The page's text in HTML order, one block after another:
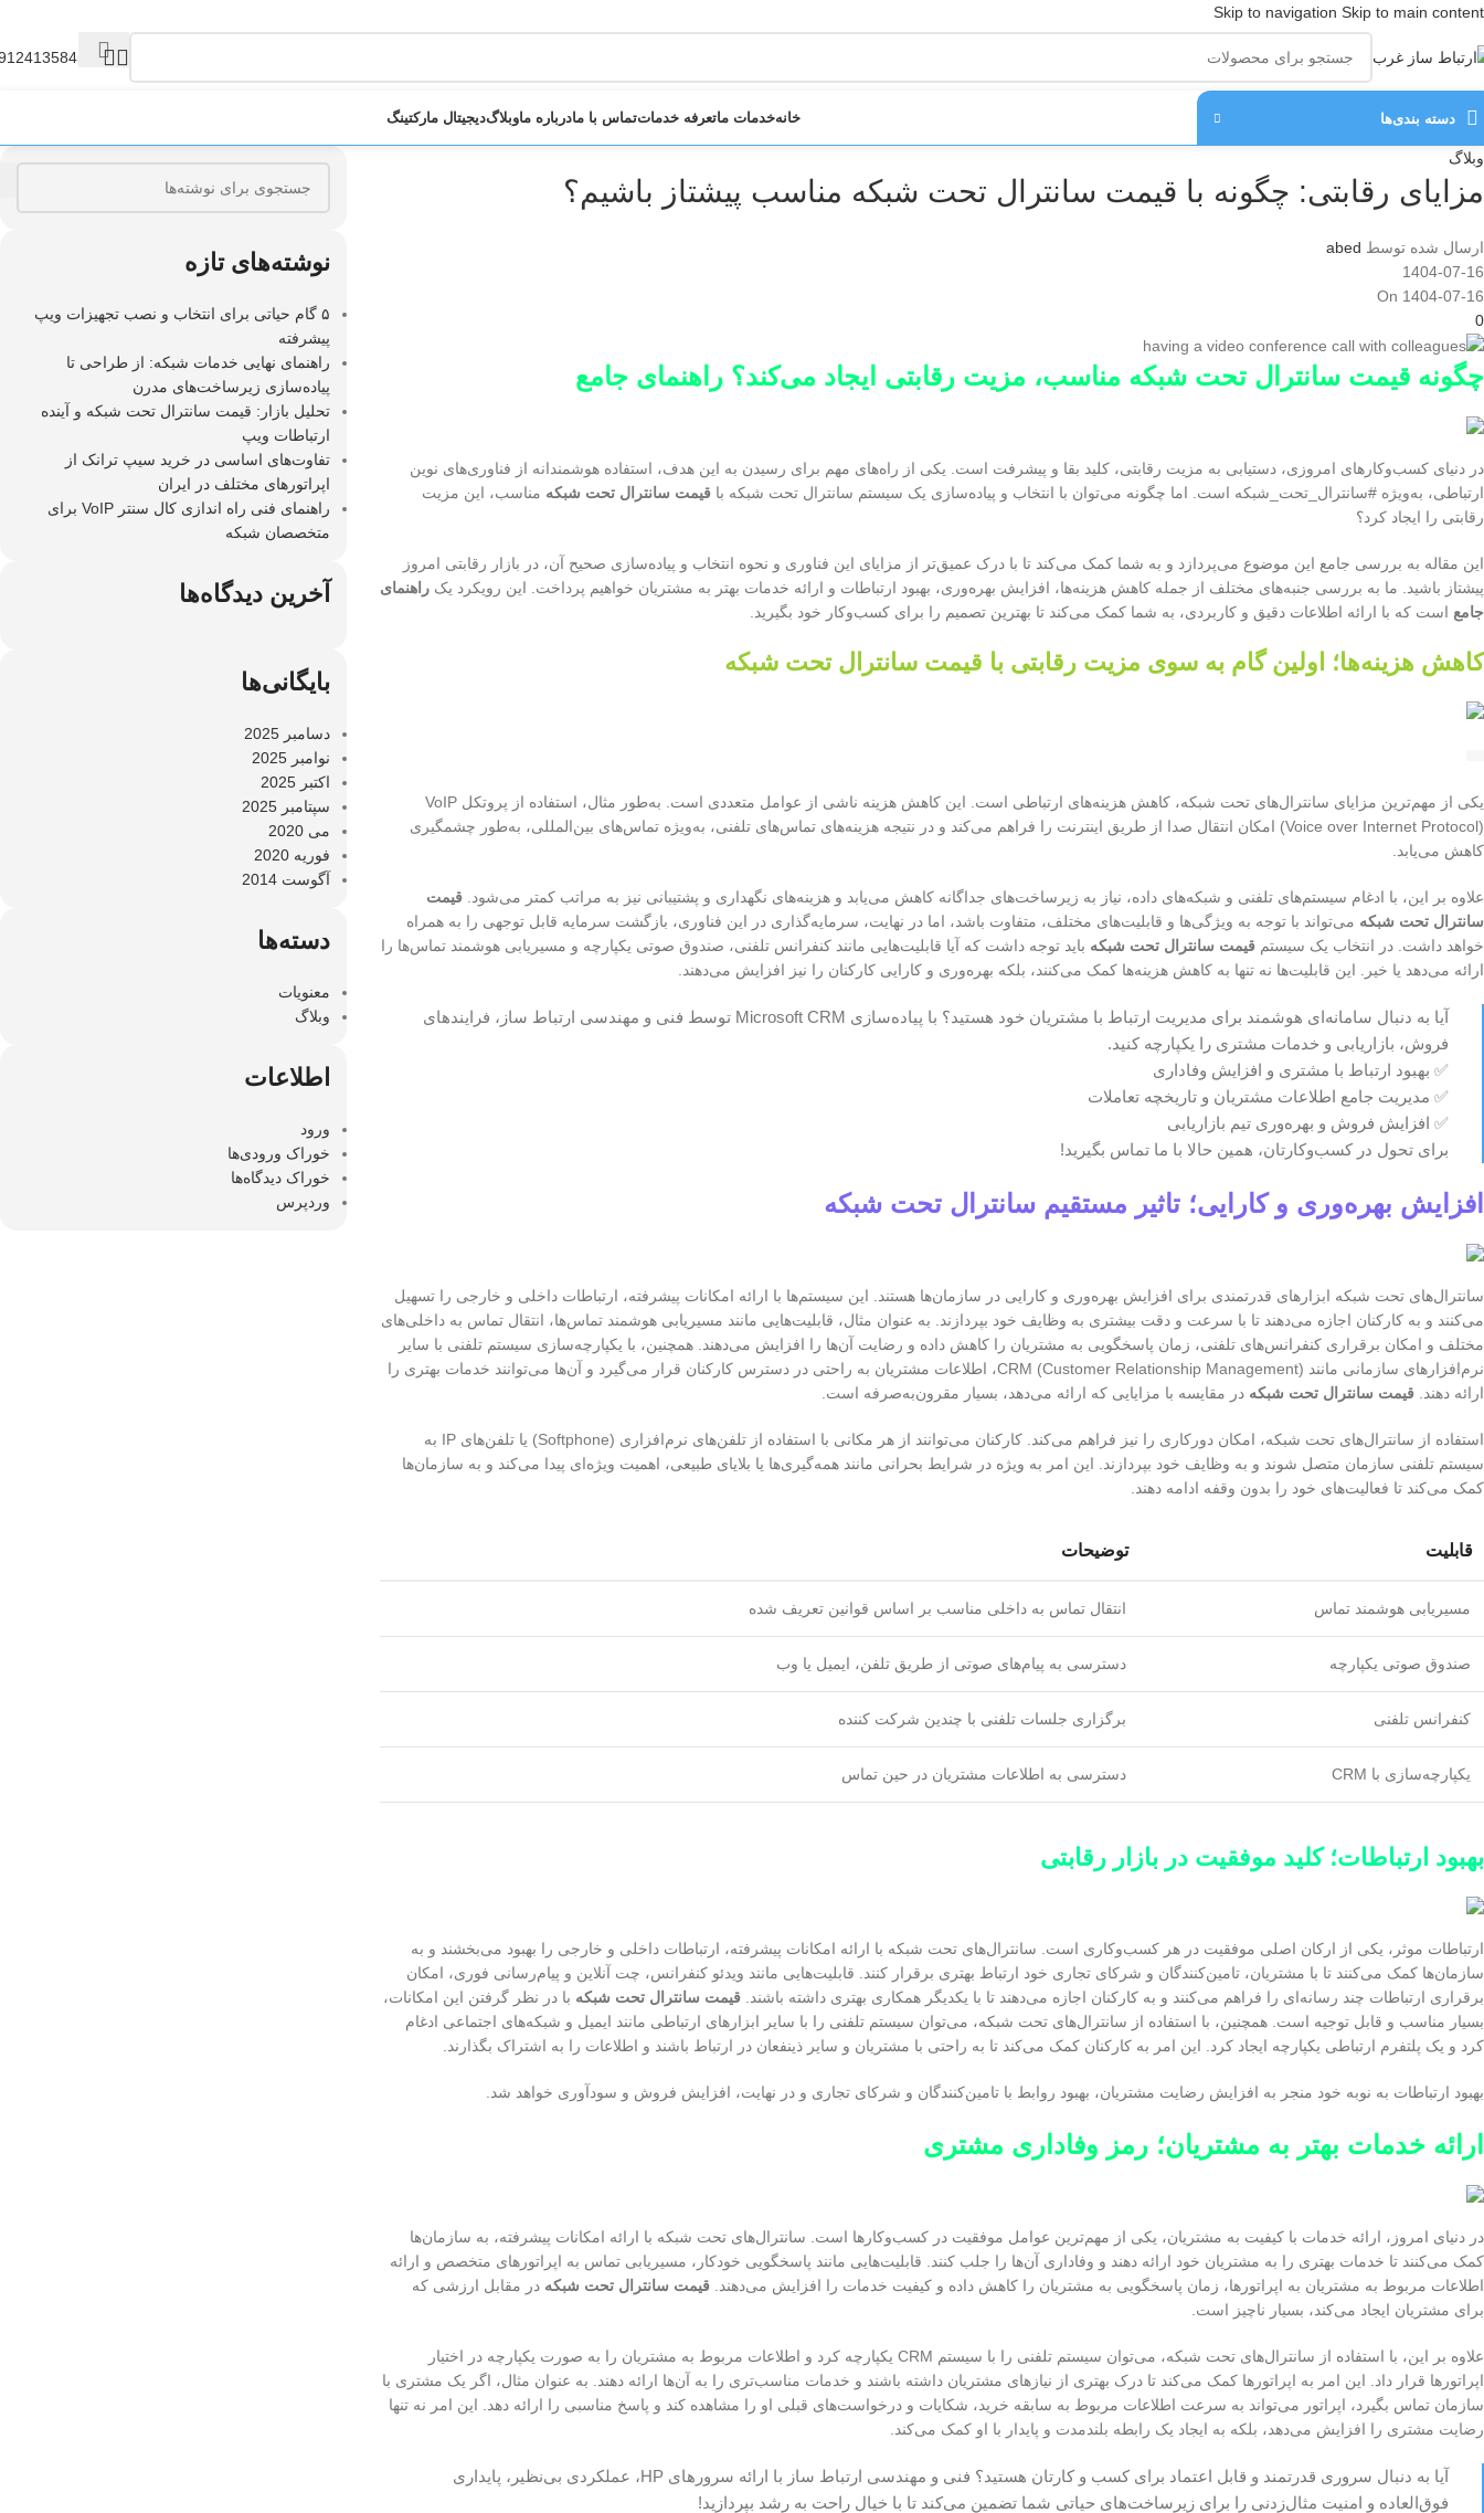
Skip to navigation Skip to main content
دسته‌ بندی‌ها خانهخدمات ماتعرفه خدماتتماس با مادرباره ماوبلاگدیجیتال مارکتینگ
وبلاگ
مزایای رقابتی: چگونه با قیمت سانترال تحت شبکه مناسب پیشتاز باشیم؟
ارسال شده توسط abed
1404-07-16
On 1404-07-16
0
چگونه قیمت سانترال تحت شبکه مناسب، مزیت رقابتی ایجاد می‌کند؟ راهنمای جامع
در دنیای کسب‌وکارهای امروزی، دستیابی به مزیت رقابتی، کلید بقا و پیشرفت است. یکی از راه‌های مهم برای رسیدن به این هدف، استفاده هوشمندانه از فناوری‌های نوین
ارتباطی، به‌ویژه #سانترال_تحت_شبکه است. اما چگونه می‌توان با انتخاب و پیاده‌سازی یک سیستم سانترال تحت شبکه با قیمت سانترال تحت شبکه مناسب، این مزیت
رقابتی را ایجاد کرد؟
این مقاله به بررسی جامع این موضوع می‌پردازد و به شما کمک می‌کند تا با درک عمیق‌تر از مزایای این فناوری و نحوه انتخاب و پیاده‌سازی صحیح آن، در بازار رقابتی امروز
پیشتاز باشید. ما به بررسی جنبه‌های مختلف از جمله کاهش هزینه‌ها، افزایش بهره‌وری، بهبود ارتباطات و ارائه خدمات بهتر به مشتریان خواهیم پرداخت. این رویکرد یک راهنمای
جامع است که با ارائه اطلاعات دقیق و کاربردی، به شما کمک می‌کند تا بهترین تصمیم را برای کسب‌وکار خود بگیرید.
کاهش هزینه‌ها؛ اولین گام به سوی مزیت رقابتی با قیمت سانترال تحت شبکه
یکی از مهم‌ترین مزایای سانترال‌های تحت شبکه، کاهش هزینه‌های ارتباطی است. این کاهش هزینه ناشی از عوامل متعددی است. به‌طور مثال، استفاده از پروتکل VoIP
(Voice over Internet Protocol) امکان انتقال صدا از طریق اینترنت را فراهم می‌کند و در نتیجه هزینه‌های تماس‌های تلفنی، به‌ویژه تماس‌های بین‌المللی، به‌طور چشمگیری
کاهش می‌یابد.
علاوه بر این، با ادغام سیستم‌های تلفنی و شبکه‌های داده، نیاز به زیرساخت‌های جداگانه کاهش می‌یابد و هزینه‌های نگهداری و پشتیبانی نیز به مراتب کمتر می‌شود. قیمت
سانترال تحت شبکه می‌تواند با توجه به ویژگی‌ها و قابلیت‌های مختلف، متفاوت باشد، اما در نهایت، سرمایه‌گذاری در این فناوری، بازگشت سرمایه قابل توجهی را به همراه
خواهد داشت. در انتخاب یک سیستم قیمت سانترال تحت شبکه باید توجه داشت که آیا قابلیت‌هایی مانند کنفرانس تلفنی، صندوق صوتی یکپارچه و مسیریابی هوشمند تماس‌ها را
ارائه می‌دهد یا خیر. این قابلیت‌ها نه تنها به کاهش هزینه‌ها کمک می‌کنند، بلکه بهره‌وری و کارایی کارکنان را نیز افزایش می‌دهند.
آیا به دنبال سامانه‌ای هوشمند برای مدیریت ارتباط با مشتریان خود هستید؟ با پیاده‌سازی Microsoft CRM توسط فنی و مهندسی ارتباط ساز، فرایندهای
فروش، بازاریابی و خدمات مشتری را یکپارچه کنید.
✅ بهبود ارتباط با مشتری و افزایش وفاداری
✅ مدیریت جامع اطلاعات مشتریان و تاریخچه تعاملات
✅ افزایش فروش و بهره‌وری تیم بازاریابی
برای تحول در کسب‌وکارتان، همین حالا با ما تماس بگیرید!
افزایش بهره‌وری و کارایی؛ تاثیر مستقیم سانترال تحت شبکه
سانترال‌های تحت شبکه ابزارهای قدرتمندی برای افزایش بهره‌وری و کارایی در سازمان‌ها هستند. این سیستم‌ها با ارائه امکانات پیشرفته، ارتباطات داخلی و خارجی را تسهیل
می‌کنند و به کارکنان اجازه می‌دهند تا با سرعت و دقت بیشتری به وظایف خود بپردازند. به عنوان مثال، قابلیت‌هایی مانند مسیریابی هوشمند تماس‌ها، انتقال تماس به داخلی‌های
مختلف و امکان برقراری کنفرانس‌های تلفنی، زمان پاسخگویی به مشتریان را کاهش داده و رضایت آن‌ها را افزایش می‌دهند. همچنین، با یکپارچه‌سازی سیستم تلفنی با سایر
نرم‌افزارهای سازمانی مانند CRM (Customer Relationship Management)، اطلاعات مشتریان به راحتی در دسترس کارکنان قرار می‌گیرد و آن‌ها می‌توانند خدمات بهتری را
ارائه دهند. قیمت سانترال تحت شبکه در مقایسه با مزایایی که ارائه می‌دهد، بسیار مقرون‌به‌صرفه است.
استفاده از سانترال‌های تحت شبکه، امکان دورکاری را نیز فراهم می‌کند. کارکنان می‌توانند از هر مکانی با استفاده از تلفن‌های نرم‌افزاری (Softphone) یا تلفن‌های IP به
سیستم تلفنی سازمان متصل شوند و به وظایف خود بپردازند. این امر به ویژه در شرایط بحرانی مانند همه‌گیری‌ها یا بلایای طبیعی، اهمیت ویژه‌ای پیدا می‌کند و به سازمان‌ها
کمک می‌کند تا فعالیت‌های خود را بدون وقفه ادامه دهند.
قابلیت توضیحات
مسیریابی هوشمند تماس انتقال تماس به داخلی مناسب بر اساس قوانین تعریف شده
صندوق صوتی یکپارچه دسترسی به پیام‌های صوتی از طریق تلفن، ایمیل یا وب
کنفرانس تلفنی برگزاری جلسات تلفنی با چندین شرکت کننده
یکپارچه‌سازی با CRM دسترسی به اطلاعات مشتریان در حین تماس
بهبود ارتباطات؛ کلید موفقیت در بازار رقابتی
ارتباطات موثر، یکی از ارکان اصلی موفقیت در هر کسب‌وکاری است. سانترال‌های تحت شبکه با ارائه امکانات پیشرفته، ارتباطات داخلی و خارجی را بهبود می‌بخشند و به
سازمان‌ها کمک می‌کنند تا با مشتریان، تامین‌کنندگان و شرکای تجاری خود ارتباط بهتری برقرار کنند. قابلیت‌هایی مانند ویدئو کنفرانس، چت آنلاین و پیام‌رسانی فوری، امکان
برقراری ارتباطات چند رسانه‌ای را فراهم می‌کنند و به کارکنان اجازه می‌دهند تا با یکدیگر همکاری بهتری داشته باشند. قیمت سانترال تحت شبکه با در نظر گرفتن این امکانات،
بسیار مناسب و قابل توجیه است. همچنین، با استفاده از سانترال‌های تحت شبکه، می‌توان سیستم تلفنی را با سایر ابزارهای ارتباطی مانند ایمیل و شبکه‌های اجتماعی ادغام
کرد و یک پلتفرم ارتباطی یکپارچه ایجاد کرد. این امر به کارکنان کمک می‌کند تا به راحتی با مشتریان و سایر ذینفعان در ارتباط باشند و اطلاعات را به اشتراک بگذارند.
بهبود ارتباطات به نوبه خود منجر به افزایش رضایت مشتریان، بهبود روابط با تامین‌کنندگان و شرکای تجاری و در نهایت، افزایش فروش و سودآوری خواهد شد.
ارائه خدمات بهتر به مشتریان؛ رمز وفاداری مشتری
در دنیای امروز، ارائه خدمات با کیفیت به مشتریان، یکی از مهم‌ترین عوامل موفقیت در کسب‌وکارها است. سانترال‌های تحت شبکه با ارائه امکانات پیشرفته، به سازمان‌ها
کمک می‌کنند تا خدمات بهتری را به مشتریان خود ارائه دهند و وفاداری آن‌ها را جلب کنند. قابلیت‌هایی مانند پاسخگویی خودکار، مسیریابی تماس به اپراتورهای متخصص و ارائه
اطلاعات مربوط به مشتریان به اپراتورها، زمان پاسخگویی به مشتریان را کاهش داده و کیفیت خدمات را افزایش می‌دهند. قیمت سانترال تحت شبکه در مقابل ارزشی که
برای مشتریان ایجاد می‌کند، بسیار ناچیز است.
علاوه بر این، با استفاده از سانترال‌های تحت شبکه، می‌توان سیستم تلفنی را با سیستم CRM یکپارچه کرد و اطلاعات مربوط به مشتریان را به صورت یکپارچه در اختیار
اپراتورها قرار داد. این امر به اپراتورها کمک می‌کند تا درک بهتری از نیازهای مشتریان داشته باشند و خدمات مناسب‌تری را به آن‌ها ارائه دهند. به عنوان مثال، اگر یک مشتری با
سازمان تماس بگیرد، اپراتور می‌تواند به سرعت اطلاعات مربوط به سابقه خرید، شکایات و درخواست‌های قبلی او را مشاهده کند و پاسخ مناسبی را ارائه دهد. این امر نه تنها
رضایت مشتری را افزایش می‌دهد، بلکه به ایجاد یک رابطه بلندمدت و پایدار با او کمک می‌کند.
آیا به دنبال سروری قدرتمند و قابل اعتماد برای کسب و کارتان هستید؟ فنی و مهندسی ارتباط ساز با ارائه سرورهای HP، عملکردی بی‌نظیر، پایداری
فوق‌العاده و امنیت مثال‌زدنی را برای زیرساخت‌های حیاتی شما تضمین می‌کند تا با خیال راحت به رشد بپردازید!
نوشته‌های تازه
۵ گام حیاتی برای انتخاب و نصب تجهیزات ویپ
پیشرفته
راهنمای نهایی خدمات شبکه: از طراحی تا
پیاده‌سازی زیرساخت‌های مدرن
تحلیل بازار: قیمت سانترال تحت شبکه و آینده
ارتباطات ویپ
تفاوت‌های اساسی در خرید سیپ ترانک از
اپراتورهای مختلف در ایران
راهنمای فنی راه اندازی کال سنتر VoIP برای
متخصصان شبکه
آخرین دیدگاه‌ها
بایگانی‌ها
دسامبر 2025
نوامبر 2025
اکتبر 2025
سپتامبر 2025
می 2020
فوریه 2020
آگوست 2014
دسته‌ها
معنویات
وبلاگ
اطلاعات
ورود
خوراک ورودی‌ها
خوراک دیدگاه‌ها
وردپرس